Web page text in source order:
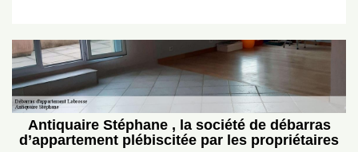
Antiquaire Stéphane , la société de débarras
d’appartement plébiscitée par les propriétaires